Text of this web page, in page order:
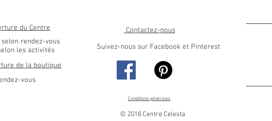
Contactez-nous
Suivez-nous sur Facebook et Pinterest
du Centre
rendez-vous
les activités
de la boutique
vous
Conditions générales
© 2018 Centre Celesta